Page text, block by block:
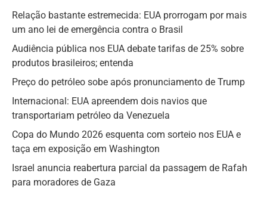
Relação bastante estremecida: EUA prorrogam por mais
um ano lei de emergência contra o Brasil
Audiência pública nos EUA debate tarifas de 25% sobre
produtos brasileiros; entenda
Preço do petróleo sobe após pronunciamento de Trump
Internacional: EUA apreendem dois navios que
transportariam petróleo da Venezuela
Copa do Mundo 2026 esquenta com sorteio nos EUA e
taça em exposição em Washington
Israel anuncia reabertura parcial da passagem de Rafah
para moradores de Gaza